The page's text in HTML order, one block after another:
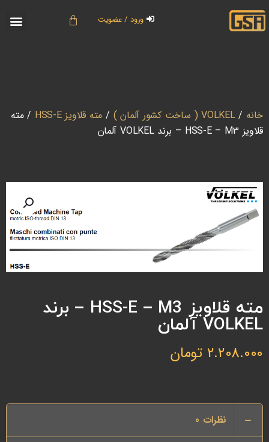
ورود / عضویت
خانه /VOLKEL ( ساخت کشور آلمان ) / مته قلاویز HSS-E
/ مته
قلاویز HSS-E – M3 – برند VOLKEL آلمان
مته قلاویز HSS-E – M3 – برند
VOLKEL آلمان
2.208.000 تومان
نظرات 0